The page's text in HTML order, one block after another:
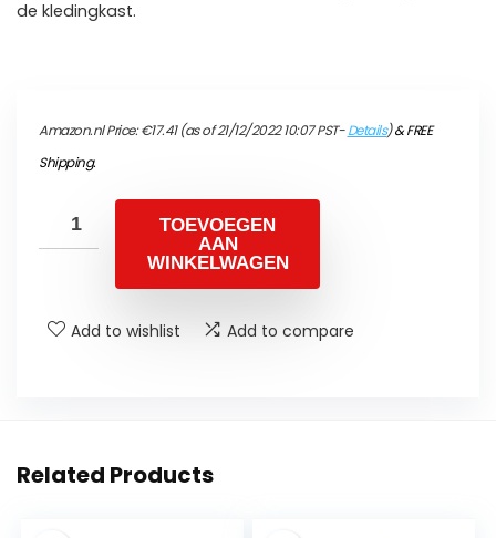
de kledingkast.
Amazon.nl Price:€17.41(as of 21/12/2022 10:07 PST-Details)&FREE
Shipping.
TOEVOEGEN
AAN
WINKELWAGEN
Add to wishlist Add to compare
Related Products